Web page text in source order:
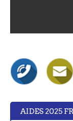
AIDES 2025